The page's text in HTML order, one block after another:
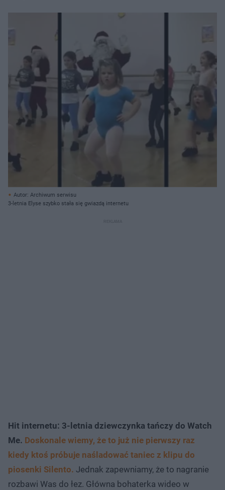
Autor: Archiwum serwisu
3-letnia Elyse szybko stała się gwiazdą internetu
Hit internetu: 3-letnia dziewczynka tańczy do Watch
Me. Doskonale wiemy, że to już nie pierwszy raz
kiedy ktoś próbuje naśladować taniec z klipu do
piosenki Silento. Jednak zapewniamy, że to nagranie
rozbawi Was do łez. Główna bohaterka wideo w